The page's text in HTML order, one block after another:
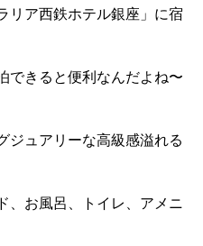
リア西鉄ホテル銀座」に宿
できると便利なんだよね〜
ジュアリーな高級感溢れる
、お風呂、トイレ、アメニ